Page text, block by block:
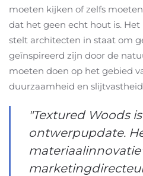
moeten kijken of zelfs
dat het geen echt hout is.
stelt architecten in staat om
geïnspireerd zijn door de
moeten doen op het gebied
duurzaamheid en
"Textured Woods
ontwerpupdate.